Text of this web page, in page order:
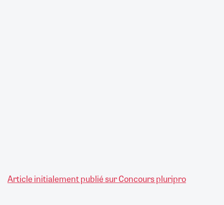
Article initialement publié sur Concours pluripro